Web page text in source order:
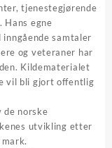
tjenestegjørende
Hans egne
samtaler
og veteraner har
Kildematerialet
vil bli gjort offentlig
de norske
utvikling etter